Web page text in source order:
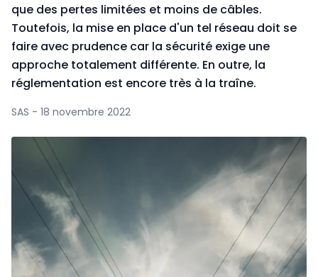
que des pertes limitées et moins de câbles.
Toutefois, la mise en place d'un tel réseau doit se
faire avec prudence car la sécurité exige une
approche totalement différente. En outre, la
réglementation est encore très à la traîne.
SAS - 18 novembre 2022